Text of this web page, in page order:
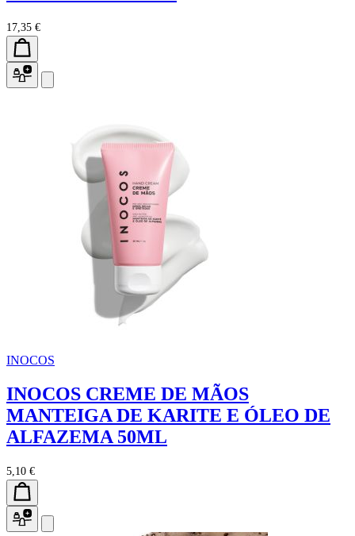
17,35 €
INOCOS
INOCOS CREME DE MÃOS
MANTEIGA DE KARITE E ÓLEO DE
ALFAZEMA 50ML
5,10 €